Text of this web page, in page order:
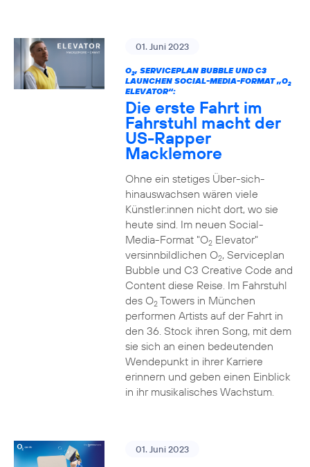
01. Juni 2023
O2, SERVICEPLAN BUBBLE UND C3
LAUNCHEN SOCIAL-MEDIA-FORMAT „O2
ELEVATOR“:
Die erste Fahrt im
Fahrstuhl macht der
US-Rapper
Macklemore
Ohne ein stetiges Über-sich-
hinauswachsen wären viele
Künstler:innen nicht dort, wo sie
heute sind. Im neuen Social-
Media-Format "O2Elevator"
versinnbildlichen O2, Serviceplan
Bubble und C3 Creative Code and
Content diese Reise. Im Fahrstuhl
des O2Towers in München
performen Artists auf der Fahrt in
den 36. Stock ihren Song, mit dem
sie sich an einen bedeutenden
Wendepunkt in ihrer Karriere
erinnern und geben einen Einblick
in ihr musikalisches Wachstum.
01. Juni 2023